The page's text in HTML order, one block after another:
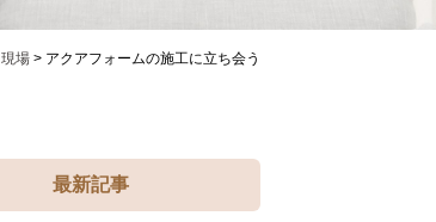
現場 > アクアフォームの施工に立ち会う
最新記事